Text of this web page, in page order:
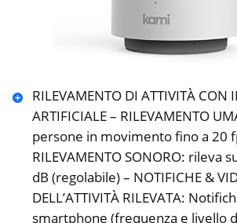
RILEVAMENTO DI ATTIVITÀ CON
ARTIFICIALE – RILEVAMENTO
persone in movimento fino a 20
RILEVAMENTO SONORO: rileva
dB (regolabile) – NOTIFICHE &
DELL’ATTIVITÀ RILEVATA:
smartphone (frequenza e livello